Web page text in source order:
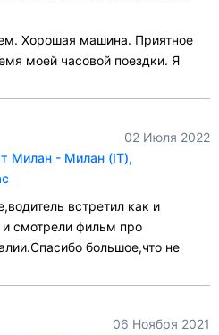
Хорошая машина. Приятное
моей часовой поездки. Я
02 Июля 2022
Милан - Милан (IT),
встретил как и
смотрели фильм про
большое,что не
06 Ноября 2021